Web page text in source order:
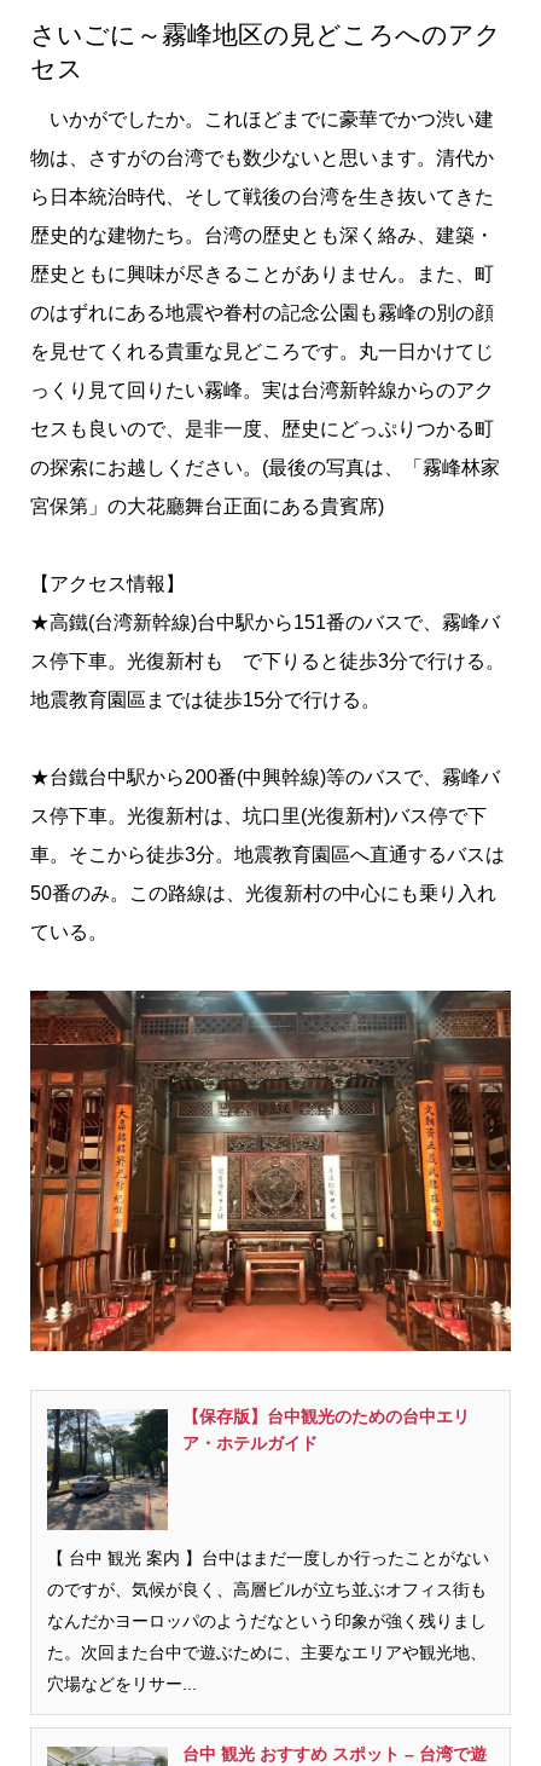
さいごに～霧峰地区の見どころへのアク
セス
いかがでしたか。これほどまでに豪華でかつ渋い建
物は、さすがの台湾でも数少ないと思います。清代か
ら日本統治時代、そして戦後の台湾を生き抜いてきた
歴史的な建物たち。台湾の歴史とも深く絡み、建築・
歴史ともに興味が尽きることがありません。また、町
のはずれにある地震や眷村の記念公園も霧峰の別の顔
を見せてくれる貴重な見どころです。丸一日かけてじ
っくり見て回りたい霧峰。実は台湾新幹線からのアク
セスも良いので、是非一度、歴史にどっぷりつかる町
の探索にお越しください。(最後の写真は、「霧峰林家
宮保第」の大花廳舞台正面にある貴賓席)
【アクセス情報】
★高鐵(台湾新幹線)台中駅から151番のバスで、霧峰バ
ス停下車。光復新村も で下りると徒歩3分で行ける。
地震教育園區までは徒歩15分で行ける。
★台鐵台中駅から200番(中興幹線)等のバスで、霧峰バ
ス停下車。光復新村は、坑口里(光復新村)バス停で下
車。そこから徒歩3分。地震教育園區へ直通するバスは
50番のみ。この路線は、光復新村の中心にも乗り入れ
ている。
【保存版】台中観光のための台中エリ
ア・ホテルガイド
【 台中 観光 案内 】台中はまだ一度しか行ったことがない
のですが、気候が良く、高層ビルが立ち並ぶオフィス街も
なんだかヨーロッパのようだなという印象が強く残りまし
た。次回また台中で遊ぶために、主要なエリアや観光地、
穴場などをリサー...
台中 観光 おすすめ スポット – 台湾で遊